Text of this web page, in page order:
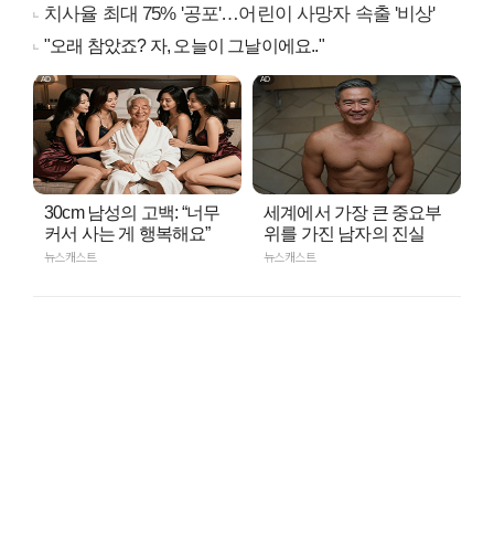
치사율 최대 75% '공포'…어린이 사망자 속출 '비상'
"오래 참았죠? 자, 오늘이 그날이에요.."
30cm 남성의 고백: “너무
커서 사는 게 행복해요”
뉴스캐스트
세계에서 가장 큰 중요부
위를 가진 남자의 진실
뉴스캐스트